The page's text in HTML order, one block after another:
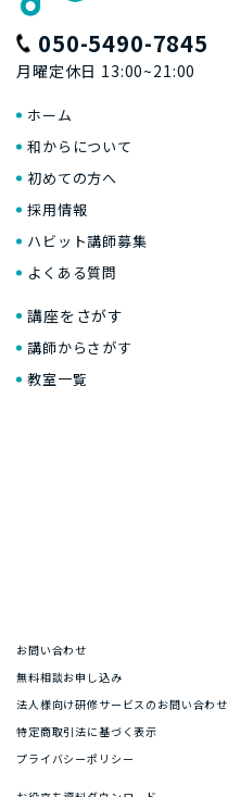
050-5490-7845
月曜定休日 13:00~21:00
ホーム
和からについて
初めての方へ
採用情報
ハビット講師募集
よくある質問
講座をさがす
講師からさがす
教室一覧
お問い合わせ
無料相談お申し込み
法人様向け研修サービスのお問い合わせ
特定商取引法に基づく表示
プライバシーポリシー